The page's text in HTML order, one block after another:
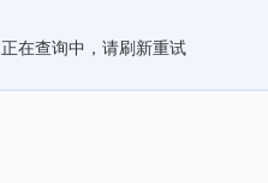
正在查询中，请刷新重试